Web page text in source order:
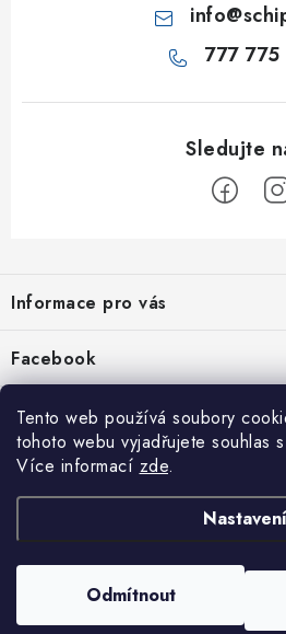
Tento web používá soubory
tohoto webu vyjadřujete souhlas
Více informací zde.
Nastavení
Odmítnout
info@
777
p
a
t
Informace pro vás
Obchodní podmínky
Podmínky ochrany osobních údajů
Reklamace
Online platby Comgate
Facebook
Vytvořil
. Všechna